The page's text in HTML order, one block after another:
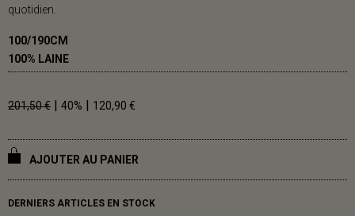
quotidien.
100/190CM
100% LAINE
201,50 € 40% 120,90 €
AJOUTER AU PANIER
DERNIERS ARTICLES EN STOCK